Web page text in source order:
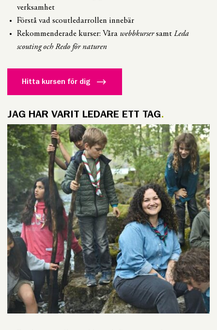
verksamhet
Förstå vad scoutledarrollen innebär
Rekommenderade kurser: Våra webbkursersamt Leda
scouting och Redo för naturen
Hitta kursen för dig
JAG HAR VARIT LEDARE ETT TAG